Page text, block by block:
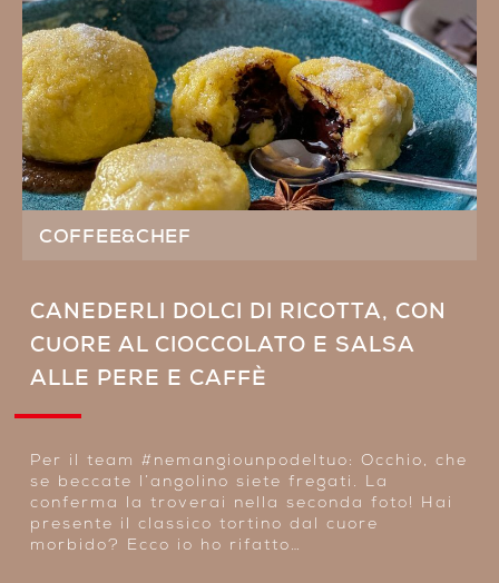
COFFEE&CHEF
CANEDERLI DOLCI DI RICOTTA, CON
CUORE AL CIOCCOLATO E SALSA
ALLE PERE E CAFFÈ
Per il team #nemangiounpodeltuo: Occhio, che
se beccate l’angolino siete fregati. La
conferma la troverai nella seconda foto! Hai
presente il classico tortino dal cuore
morbido? Ecco io ho rifatto…